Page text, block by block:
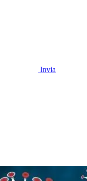
Invia